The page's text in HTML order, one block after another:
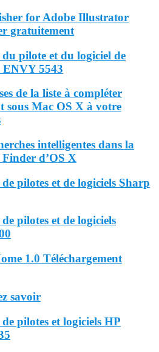
for Adobe Illustrator
gratuitement
du pilote et du logiciel de
5543
de la liste à compléter
sous Mac OS X à votre
intelligentes dans la
d’OS X
pilotes et de logiciels Sharp
pilotes et de logiciels
1.0 Téléchargement
savoir
pilotes et logiciels HP